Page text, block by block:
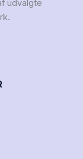
udvalgte